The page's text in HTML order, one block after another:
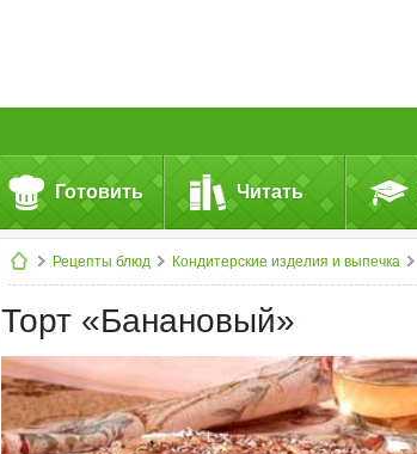
Готовить Читать
Рецепты блюд Кондитерские изделия и выпечка
Торт «Банановый»